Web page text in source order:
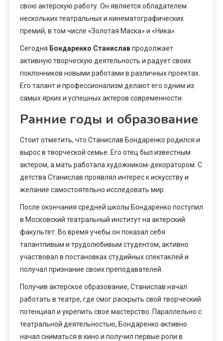
свою актерскую работу. Он является обладателем
нескольких театральных и кинематографических
премий, в том числе «Золотая Маска» и «Ника».
Сегодня Бондаренко Станиславпродолжает
активную творческую деятельность и радует своих
поклонников новыми работами в различных проектах.
Его талант и профессионализм делают его одним из
самых ярких и успешных актеров современности.
Ранние годы и образование
Стоит отметить, что Станислав Бондаренко родился и
вырос в творческой семье. Его отец был известным
актером, а мать работала художником-декоратором. С
детства Станислав проявлял интерес к искусству и
желание самостоятельно исследовать мир.
После окончания средней школы Бондаренко поступил
в Московский театральный институт на актерский
факультет. Во время учебы он показал себя
талантливым и трудолюбивым студентом, активно
участвовал в постановках студийных спектаклей и
получал признание своих преподавателей.
Получив актерское образование, Станислав начал
работать в театре, где смог раскрыть свой творческий
потенциал и укрепить свое мастерство. Параллельно с
театральной деятельностью, Бондаренко активно
начал сниматься в кино и получил первые роли в